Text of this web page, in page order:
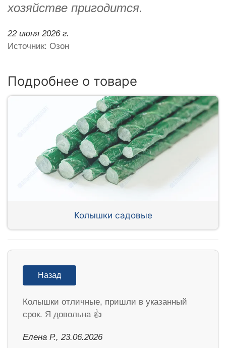
хозяйстве пригодится.
22 июня 2026 г.
Источник: Озон
Подробнее о товаре
Колышки садовые
Назад
Колышки отличные, пришли в указанный
срок. Я довольна 👍
Елена Р., 23.06.2026